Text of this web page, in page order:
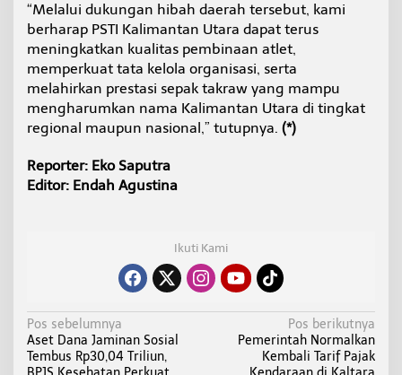
“Melalui dukungan hibah daerah tersebut, kami
berharap PSTI Kalimantan Utara dapat terus
meningkatkan kualitas pembinaan atlet,
memperkuat tata kelola organisasi, serta
melahirkan prestasi sepak takraw yang mampu
mengharumkan nama Kalimantan Utara di tingkat
regional maupun nasional,” tutupnya. (*)
Reporter: Eko Saputra
Editor: Endah Agustina
Ikuti Kami
N
a
Pos sebelumnya
Aset Dana Jaminan Sosial
Tembus Rp30,04 Triliun,
Pos berikutnya
Pemerintah Normalkan
Kembali Tarif Pajak